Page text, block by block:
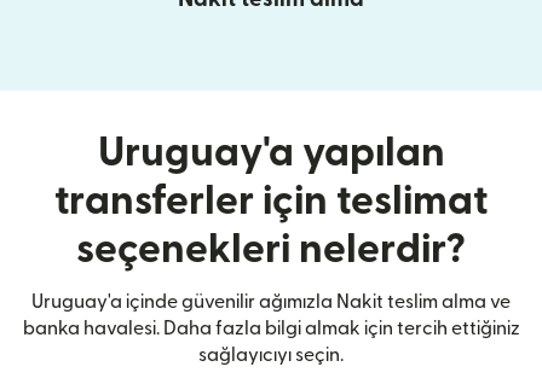
Uruguay'a yapılan
transferler için teslimat
seçenekleri nelerdir?
Uruguay'a içinde güvenilir ağımızla Nakit teslim alma ve
banka havalesi. Daha fazla bilgi almak için tercih ettiğiniz
sağlayıcıyı seçin.